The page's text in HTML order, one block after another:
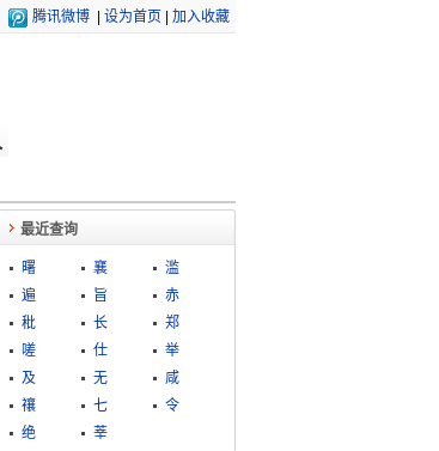
腾讯微博 设为首页 加入收藏
最近查询
曙 襄
滥
遍
旨
赤
秕
长
郑
嗟
仕
举
及
无
咸
禳
七
令
绝
莘